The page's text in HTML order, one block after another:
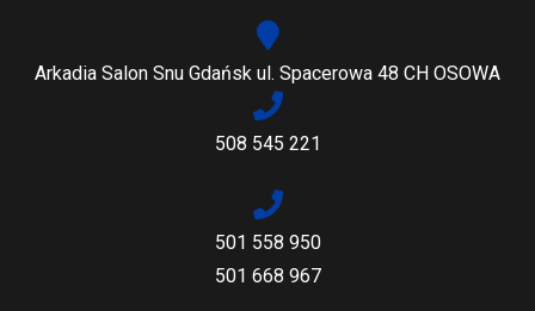
Arkadia Salon Snu Gdańsk ul. Spacerowa 48 CH OSOWA
508 545 221
501 558 950
501 668 967